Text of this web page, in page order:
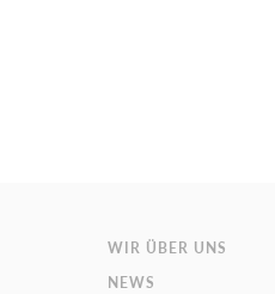
WIR ÜBER UNS
NEWS